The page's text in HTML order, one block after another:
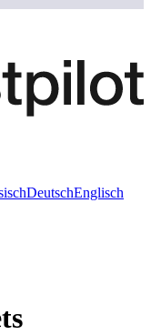
DeutschEnglisch